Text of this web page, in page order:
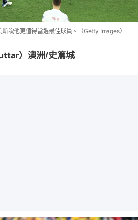
說他更值得當選最佳球員。（Getty Images）
）澳洲/史篤城